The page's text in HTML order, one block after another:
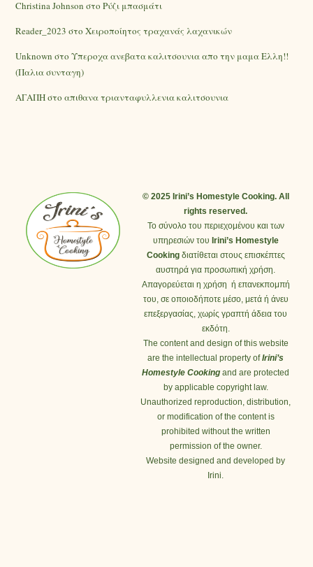
Christina Johnson στοΡύζι μπασμάτι
Reader_2023 στοΧειροποίητος τραχανάς λαχανικών
Unknown στοΥπεροχα ανεβατα καλιτσουνια απο την μαμα Ελλη!!
(Παλια συνταγη)
ΑΓΑΠΗστοαπιθανα τριανταφυλλενια καλιτσουνια
© 2025 Irini’s Homestyle Cooking. All
rights reserved.
Το σύνολο του περιεχομένου και των
υπηρεσιών του Irini’s Homestyle
Cookingδιατίθεται στους επισκέπτες
αυστηρά για προσωπική χρήση.
Απαγορεύεται η χρήση ή επανεκπομπή
του, σε οποιοδήποτε μέσο, μετά ή άνευ
επεξεργασίας, χωρίς γραπτή άδεια του
εκδότη.
The content and design of this website
are the intellectual property ofIrini’s
Homestyle Cooking and are protected
by applicable copyright law.
Unauthorized reproduction, distribution,
or modification of the content is
prohibited without the written
permission of the owner.
Website designed and developed by
Irini.